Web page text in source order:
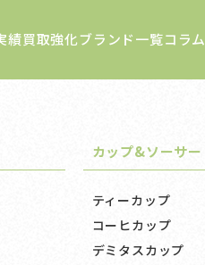
績買取強化ブランド一覧コラム
カップ&ソーサー
ティーカップ
コーヒカップ
デミタスカップ